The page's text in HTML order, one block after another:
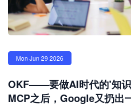
Mon Jun 29 2026
OKF——要做AI时代的'知
MCP之后，Google又扔出